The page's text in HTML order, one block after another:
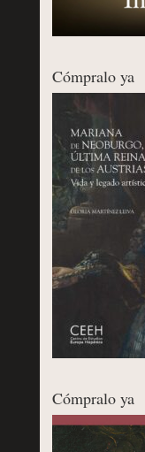
Cómpralo ya
Cómpralo ya